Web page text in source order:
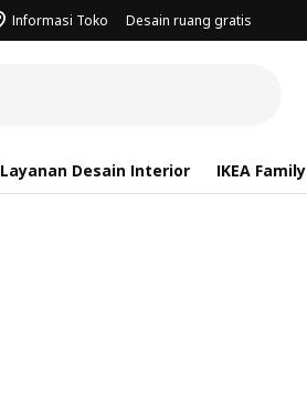
Informasi Toko Desain ruang gratis
Layanan Desain Interior IKEA Family